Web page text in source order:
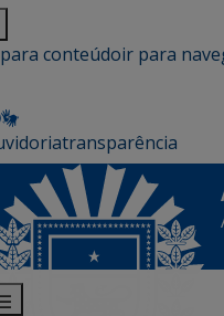
conteúdoir para
transparência